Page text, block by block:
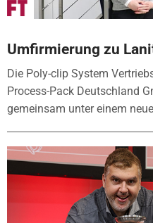
Umfirmierung zu
Die Poly-clip System
Process-Pack Deutschland
gemeinsam unter einem